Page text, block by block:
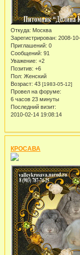
Откуда: Москва
Зарегистрирован: 2008-
Приглашений: 0
Сообщений: 91
Уважение: +2
Позитив: +6
Пол: Женский
Возраст: 43 [1983-05-12]
Провел на форуме:
6 часов 23 минуты
Последний визит:
2010-02-14 19:08:14
КРОСАВА